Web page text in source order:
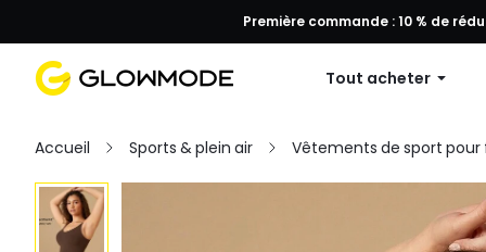
Première commande : 10 % de
Tout acheter
Accueil Sports & plein air Vêtements de sport